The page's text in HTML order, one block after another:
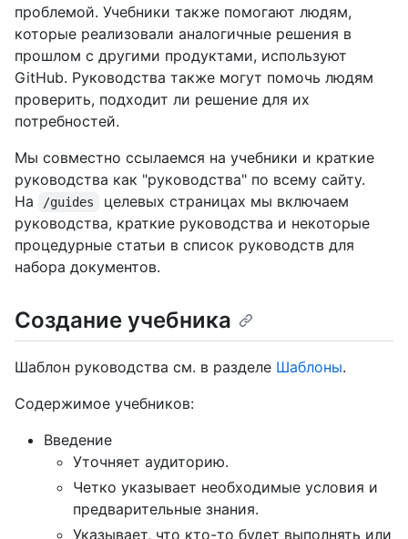
проблемой. Учебники также помогают людям,
которые реализовали аналогичные решения в
прошлом с другими продуктами, используют
GitHub. Руководства также могут помочь людям
проверить, подходит ли решение для их
потребностей.
Мы совместно ссылаемся на учебники и краткие
руководства как "руководства" по всему сайту.
На
/guides
целевых страницах мы включаем
руководства, краткие руководства и некоторые
процедурные статьи в список руководств для
набора документов.
Создание учебника
Шаблон руководства см. в разделе Шаблоны.
Содержимое учебников:
Введение
Уточняет аудиторию.
Четко указывает необходимые условия и
предварительные знания.
Указывает, что кто-то будет выполнять или